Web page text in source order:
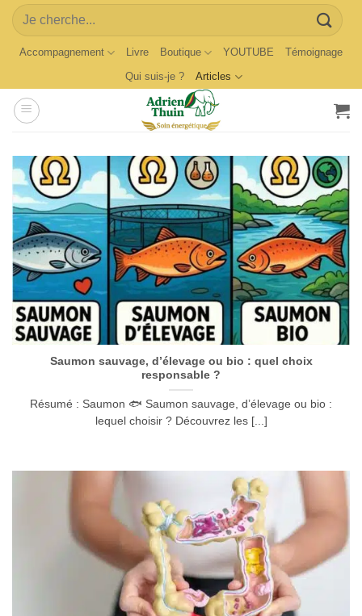
Skip
content
Search
for:
Accompagnement Livre Boutique YOUTUBE
Témoignage
Qui suis-je ?
Articles
Saumon sauvage, d’élevage ou bio : quel choix
responsable ?
Résumé : Saumon 🐟 Saumon sauvage, d’élevage ou bio :
lequel choisir ? Découvrez les [...]